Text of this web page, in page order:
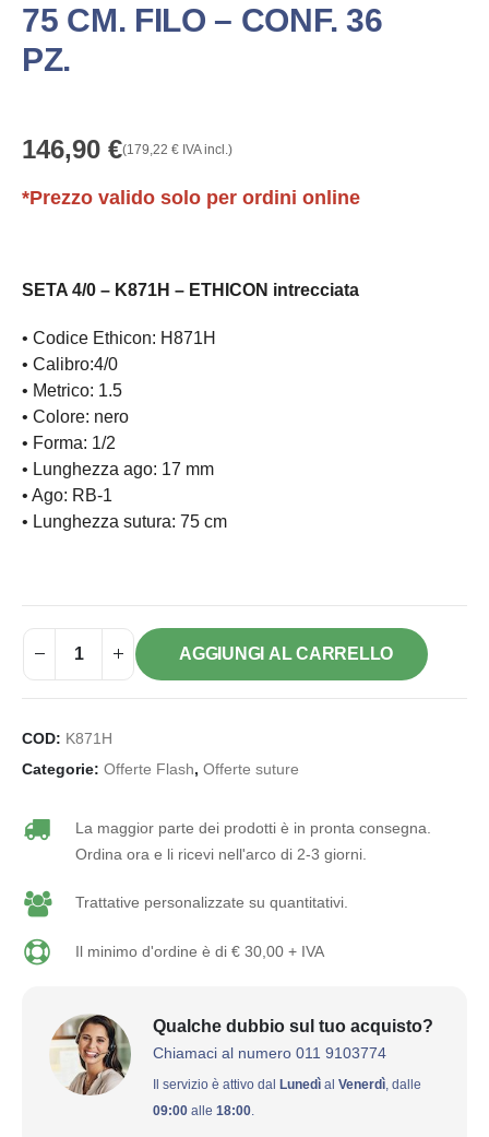
75 CM. FILO – CONF. 36
PZ.
146,90 €(179,22 € IVA incl.)
*Prezzo valido solo per ordini online
SETA 4/0 – K871H – ETHICON intrecciata
• Codice Ethicon: H871H
• Calibro:4/0
• Metrico: 1.5
• Colore: nero
• Forma: 1/2
• Lunghezza ago: 17 mm
• Ago: RB-1
• Lunghezza sutura: 75 cm
AGGIUNGI AL CARRELLO
COD: K871H
Categorie: Offerte Flash, Offerte suture
La maggior parte dei prodotti è in pronta consegna.
Ordina ora e li ricevi nell'arco di 2-3 giorni.
Trattative personalizzate su quantitativi.
Il minimo d'ordine è di € 30,00 + IVA
Qualche dubbio sul tuo acquisto?
Chiamaci al numero 011 9103774
Il servizio è attivo dal Lunedì al Venerdì, dalle
09:00 alle 18:00.